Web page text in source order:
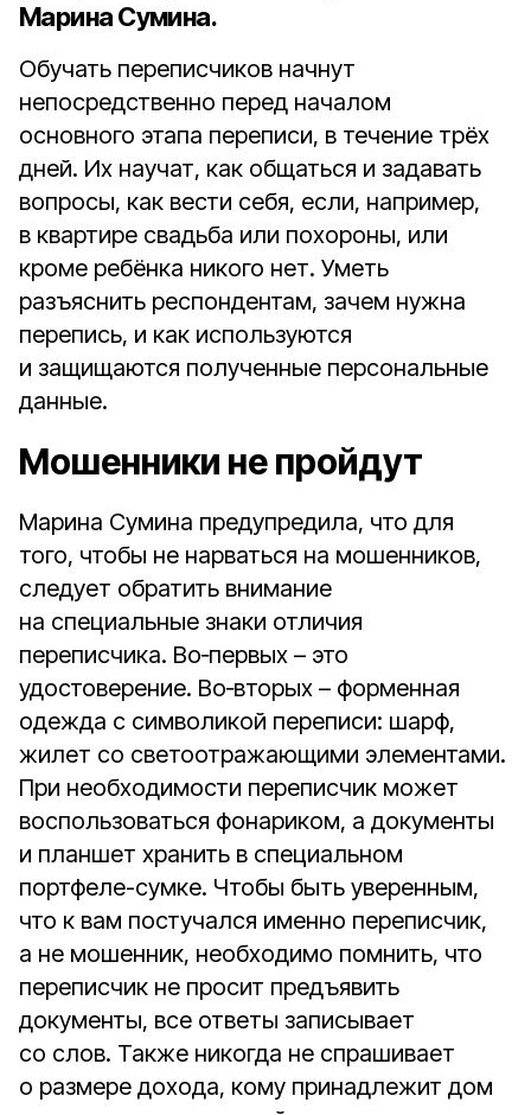
Марина Сумина.
Обучать переписчиков начнут
непосредственно перед началом
основного этапа переписи, в течение трёх
дней. Их научат, как общаться и задавать
вопросы, как вести себя, если, например,
в квартире свадьба или похороны, или
кроме ребёнка никого нет. Уметь
разъяснить респондентам, зачем нужна
перепись, и как используются
и защищаются полученные персональные
данные.
Мошенники не пройдут
Марина Сумина предупредила, что для
того, чтобы не нарваться на мошенников,
следует обратить внимание
на специальные знаки отличия
переписчика. Во‑первых – это
удостоверение. Во‑вторых – форменная
одежда с символикой переписи: шарф,
жилет со светоотражающими элементами.
При необходимости переписчик может
воспользоваться фонариком, а документы
и планшет хранить в специальном
портфеле-сумке. Чтобы быть уверенным,
что к вам постучался именно переписчик,
а не мошенник, необходимо помнить, что
переписчик не просит предъявить
документы, все ответы записывает
со слов. Также никогда не спрашивает
о размере дохода, кому принадлежит дом